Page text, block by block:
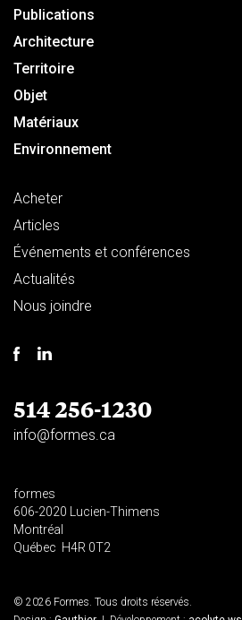
Publications
Architecture
Territoire
Objet
Matériaux
Environnement
Acheter
Articles
Événements et conférences
Actualités
Nous joindre
514 256-1230
info@formes.ca
formes
606-2020 Lucien-Thimens
Montréal
Québec H4R 0T2
© 2026 Formes. Tous droits réservés.